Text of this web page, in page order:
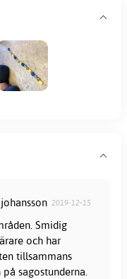
2019-12-15
Smidig
och har
tillsammans
sagostunderna.